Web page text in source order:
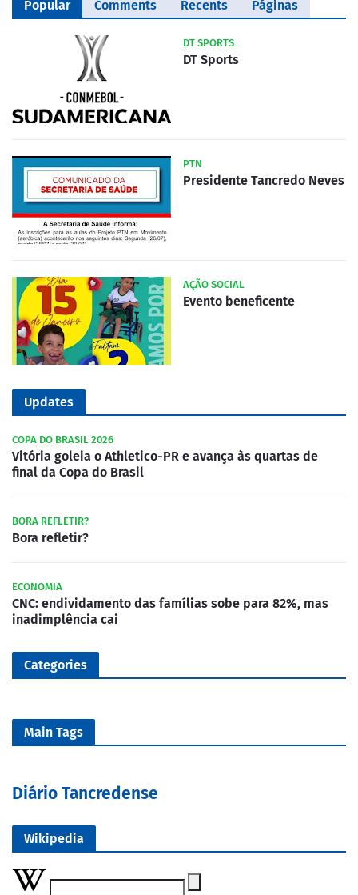
Popular Comments Recents Páginas
DT SPORTS
DT Sports
PTN
Presidente Tancredo Neves
AÇÃO SOCIAL
Evento beneficente
Updates
COPA DO BRASIL 2026
Vitória goleia o Athletico-PR e avança às quartas de
final da Copa do Brasil
BORA REFLETIR?
Bora refletir?
ECONOMIA
CNC: endividamento das famílias sobe para 82%, mas
inadimplência cai
Categories
Main Tags
Diário Tancredense
Wikipedia